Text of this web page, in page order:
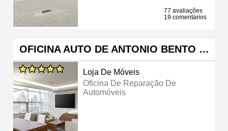
77 avaliações
19 comentários
OFICINA AUTO DE ANTONIO BENTO …
Loja De Móveis
Oficina De Reparação De
Automóveis